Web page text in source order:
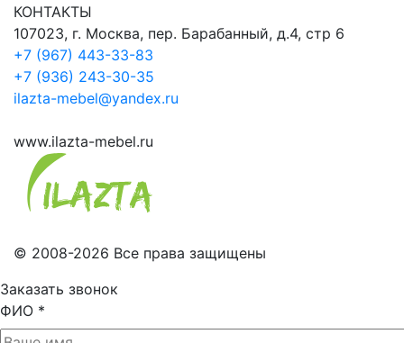
КОНТАКТЫ
107023, г. Москва, пер. Барабанный, д.4, стр 6
+7 (967) 443-33-83
+7 (936) 243-30-35
ilazta-mebel@yandex.ru
www.ilazta-mebel.ru
© 2008-2026 Все права защищены
Заказать звонок
ФИО *